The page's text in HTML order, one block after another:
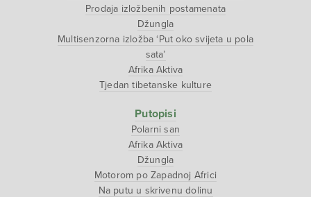
Prodaja izložbenih postamenata
Džungla
Multisenzorna izložba ‘Put oko svijeta u pola
sata’
Afrika Aktiva
Tjedan tibetanske kulture
Putopisi
Polarni san
Afrika Aktiva
Džungla
Motorom po Zapadnoj Africi
Na putu u skrivenu dolinu